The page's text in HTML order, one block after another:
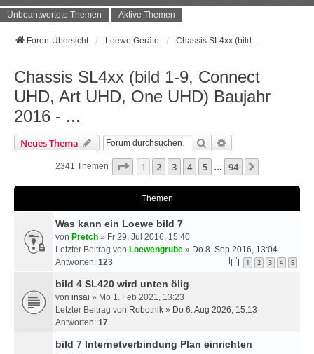
Unbeantwortete Themen Aktive Themen
Foren-Übersicht Loewe Geräte Chassis SL4xx (bild 1-9, Connect UHD, Art UHD, One UHD) Baujahr 2016 - ...
Chassis SL4xx (bild 1-9, Connect
UHD, Art UHD, One UHD) Baujahr
2016 - ...
Neues Thema Suche
2341 Themen Seite 1Von 94
1 2 3 4 5 … 94
Themen
Was kann ein Loewe bild 7
von Pretch » Fr 29. Jul 2016, 15:40
Letzter Beitrag von Loewengrube » Do 8. Sep 2016, 13:04
Antworten: 123 1 2 3 4 5
bild 4 SL420 wird unten ölig
von insai » Mo 1. Feb 2021, 13:23
Letzter Beitrag von Robotnik » Do 6. Aug 2026, 15:13
Antworten: 17
bild 7 Internetverbindung Plan einrichten